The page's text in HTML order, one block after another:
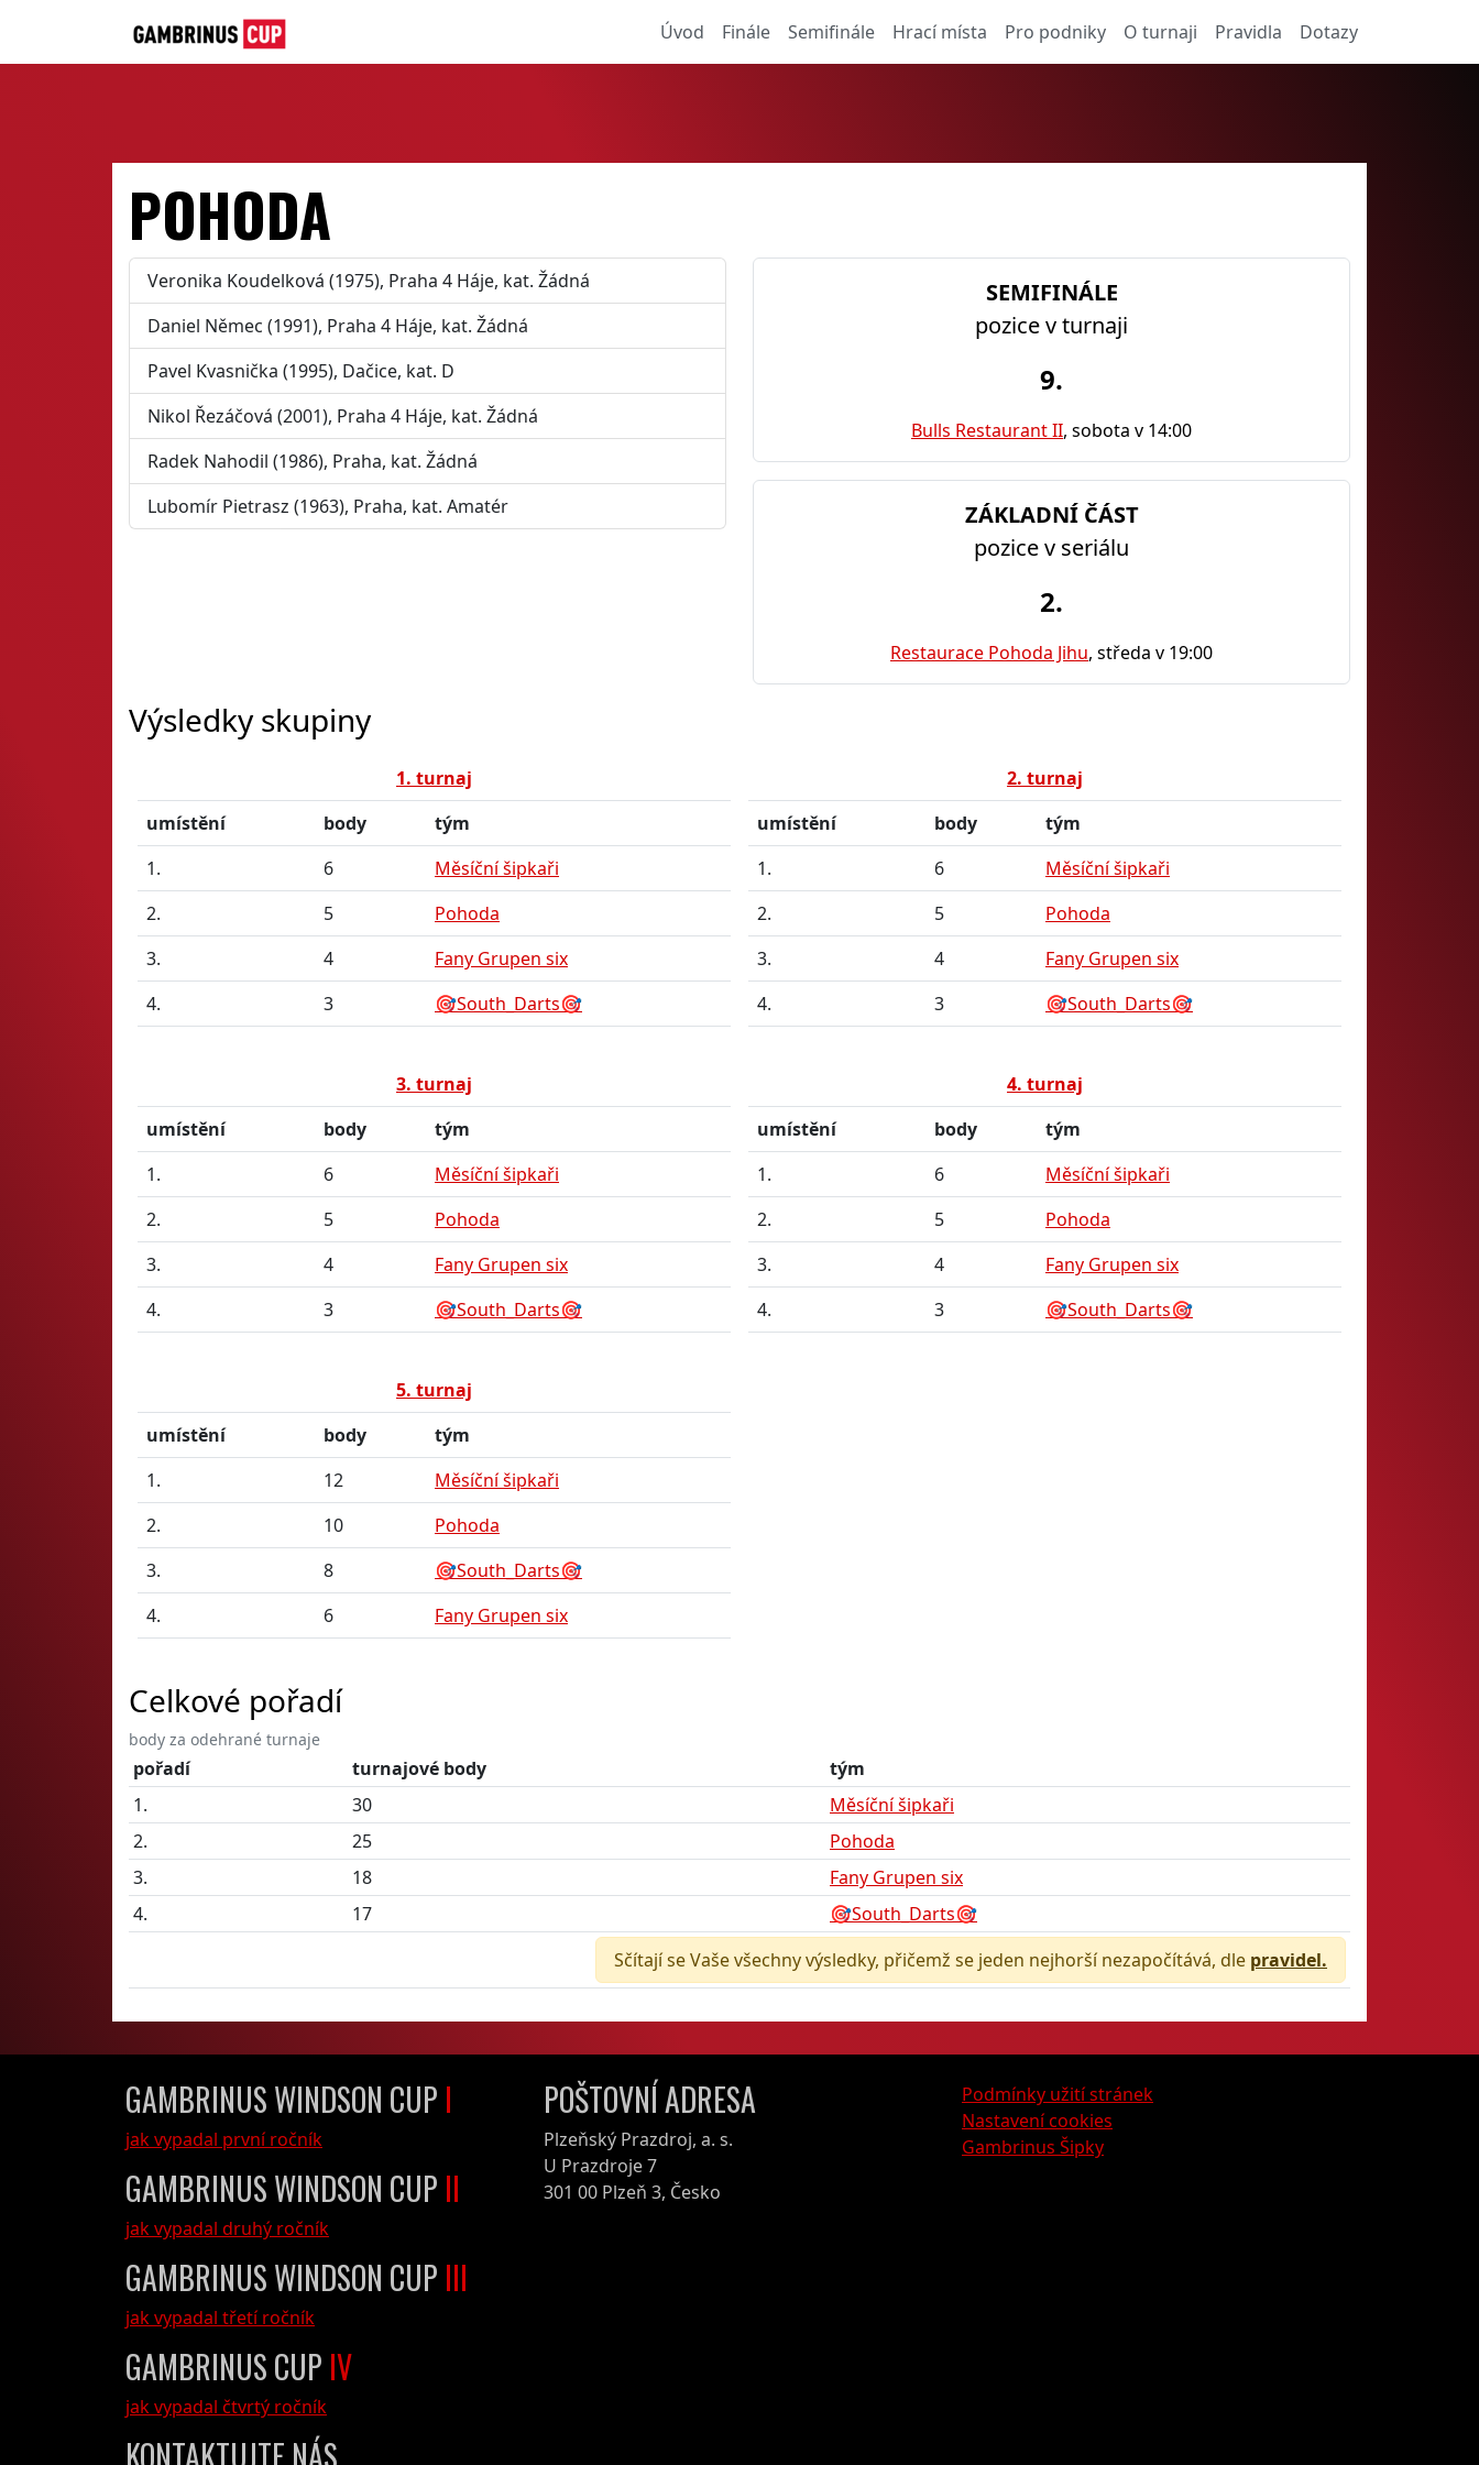
Úvod Finále Semifinále Hrací místa Pro podniky O turnaji Pravidla Dotazy
POHODA
Veronika Koudelková (1975), Praha 4 Háje, kat. Žádná
Daniel Němec (1991), Praha 4 Háje, kat. Žádná
Pavel Kvasnička (1995), Dačice, kat. D
Nikol Řezáčová (2001), Praha 4 Háje, kat. Žádná
Radek Nahodil (1986), Praha, kat. Žádná
Lubomír Pietrasz (1963), Praha, kat. Amatér
SEMIFINÁLE
pozice v turnaji
9.
Bulls Restaurant II, sobota v 14:00
ZÁKLADNÍ ČÁST
pozice v seriálu
2.
Restaurace Pohoda Jihu, středa v 19:00
Výsledky skupiny
1. turnaj
umístění
body
tým
1.
6
Měsíční šipkaři
2.
5
Pohoda
3.
4
Fany Grupen six
4.
3 🎯South_Darts🎯
2. turnaj
umístění
body
tým
1.
6
Měsíční šipkaři
2.
5
Pohoda
3.
4
Fany Grupen six
4.
3 🎯South_Darts🎯
3. turnaj
umístění
body
tým
1.
6
Měsíční šipkaři
2.
5
Pohoda
3.
4
Fany Grupen six
4.
3 🎯South_Darts🎯
4. turnaj
umístění
body
tým
1.
6
Měsíční šipkaři
2.
5
Pohoda
3.
4
Fany Grupen six
4.
3 🎯South_Darts🎯
5. turnaj
umístění
body
tým
1.
12
Měsíční šipkaři
2.
10
Pohoda
3.
8
🎯South_Darts🎯
4.
6 Fany Grupen six
Celkové pořadí
body za odehrané turnaje
pořadí turnajové body
tým
1.
30
Měsíční šipkaři
2.
25
Pohoda
3.
18
Fany Grupen six
4.
17
🎯South_Darts🎯
Sčítají se Vaše všechny výsledky, přičemž se jeden nejhorší nezapočítává, dle pravidel.
GAMBRINUS WINDSON CUP I
jak vypadal první ročník
GAMBRINUS WINDSON CUP II
jak vypadal druhý ročník
GAMBRINUS WINDSON CUP III
jak vypadal třetí ročník
GAMBRINUS CUP IV
jak vypadal čtvrtý ročník
KONTAKTUJTE NÁS
POŠTOVNÍ ADRESA
Plzeňský Prazdroj, a. s.
U Prazdroje 7
301 00 Plzeň 3, Česko
Podmínky užití stránek
Nastavení cookies
Gambrinus Šipky